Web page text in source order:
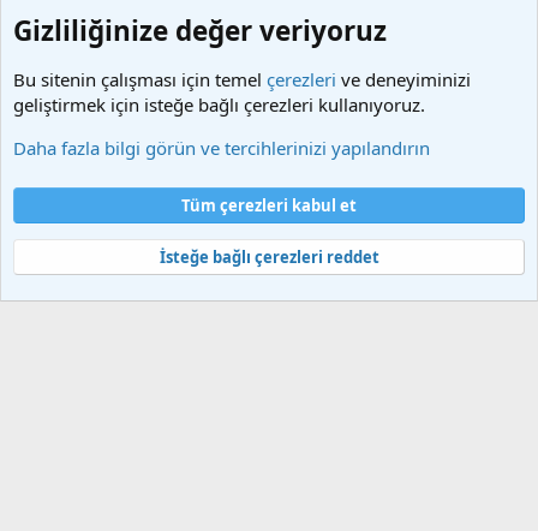
Şartlar ve kurallar
Gizlilik politikası
Yardım
Ana sayfa
S
S
Community platform by XenForo® © 2010-2025 XenForo Ltd.
Gizliliğinize değer veriyoruz
Bu sitenin çalışması için temel çerezleri ve deneyiminizi
geliştirmek için isteğe bağlı çerezleri kullanıyoruz.
Daha fazla bilgi görün ve tercihlerinizi yapılandırın
Tüm çerezleri kabul et
İsteğe bağlı çerezleri reddet